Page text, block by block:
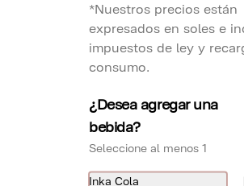
Arroz con pollo, criolla y papa a la
huancaína
*Nuestros precios están
expresados en soles e incluyen
impuestos de ley y recargo al
S/ 154.00
Fuente de Tallarín
saltado de pollo para 2
personas
Al wok con chicharroncitos de
*Nuestros precios están
expresados en soles e
impuestos de ley y
consumo.
¿Desea agregar una
bebida?
Seleccione al menos 1
Inka Cola